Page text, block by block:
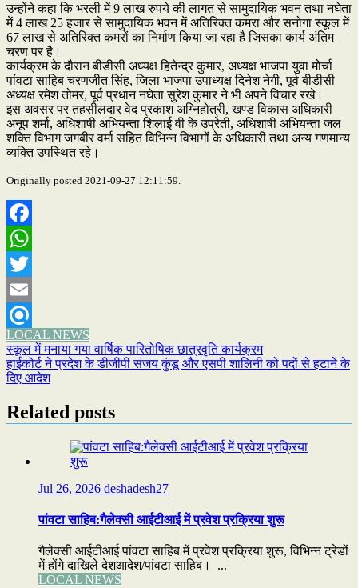
उन्होंने कहा कि भरली में 9 लाख रुपये की लागत से सामुदायिक भवन तथा नघेता
में 4 लाख 25 हजार से सामुदायिक भवन में अतिरिक्त कमरा और सनोगा स्कूल में
67 लाख से अतिरिक्त कमरों का निर्माण किया जा रहा है जिसका कार्य अंतिम
चरण पर है।
कार्यक्रम के दौरान बीडीसी अध्यक्ष हितेन्द्र कुमार, अध्यक्ष भाजपा युवा मोर्चा
पांवटा साहिब चरणजीत सिंह, जिला भाजपा उपाध्यक्ष दिनेश नेगी, पूर्व बीडीसी
अध्यक्ष रमेश तोमर, पूर्व प्रधान नघेता सुरेश कुमार ने भी अपने विचार रखे।
इस अवसर पर तहसीलदार वेद प्रकाश अग्निहोत्री, खण्ड विकास अधिकारी
अनूप शर्मा, अधिशाषी अभियन्ता शिलाई वी के उप्रेती, अधिशाषी अभियन्ता जल
शक्ति विभाग जगबीर वर्मा सहित विभिन्न विभागों के अधिकारी तथा अन्य गणमान्य
व्यक्ति उपस्थित रहे।
Originally posted 2021-09-27 12:11:59.
Facebook
WhatsApp
Twitter
Email
Refind
LOCAL NEWS
Post
navigation
स्कूल में मनाया गया वार्षिक पारितोषिक छात्रवृति कार्यक्रम
हाईकोर्ट ने प्रदेश के डीजीपी संजय कुंडू और एसपी शालिनी को पदों से हटाने के
दिए आदेश
Related posts
Jul 26, 2026 deshadesh27
पांवटा साहिब:गैलेक्सी आईटीआई में प्रवेश प्रक्रिया शुरू
गैलेक्सी आईटीआई पांवटा साहिब में प्रवेश प्रक्रिया शुरू, विभिन्न ट्रेडों
में होंगे दाखिले देशआदेश/पांवटा साहिब। ...
LOCAL NEWS